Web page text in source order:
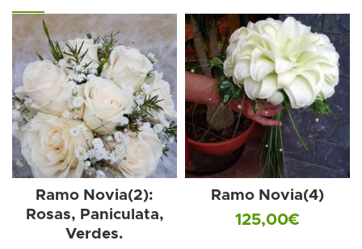
Ramo Novia(2):
Rosas, Paniculata,
Verdes.
Ramo Novia(4)
125,00€